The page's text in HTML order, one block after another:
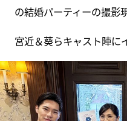
の結婚パーティーの撮影
宮近＆葵らキャスト陣に